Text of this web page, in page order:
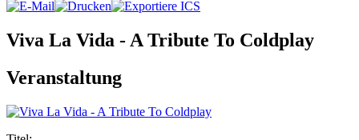
Viva La Vida - A Tribute To Coldplay
Veranstaltung